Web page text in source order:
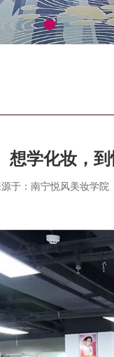
想学化妆，
于：南宁悦风美妆学院